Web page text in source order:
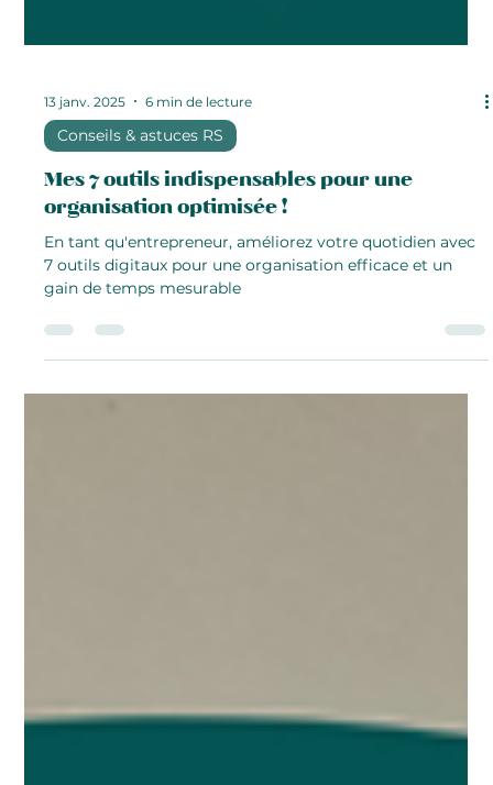
13 janv. 2025 6 min de lecture
Conseils & astuces RS
Mes 7 outils indispensables pour une
organisation optimisée !
En tant qu'entrepreneur, améliorez votre quotidien avec
gain de temps mesurable